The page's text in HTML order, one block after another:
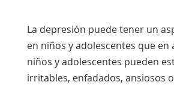
La depresión puede tener un
en niños y adolescentes que en
niños y adolescentes pueden
irritables, enfadados, ansiosos